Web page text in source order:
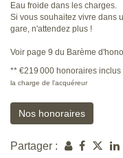
Eau froide dans les charges.
Si vous souhaitez vivre dans
gare, n'attendez plus !
Voir page 9 du Barème
** €219 000 honoraires inclus
la charge de l'acquéreur
Nos honoraires
Partager :